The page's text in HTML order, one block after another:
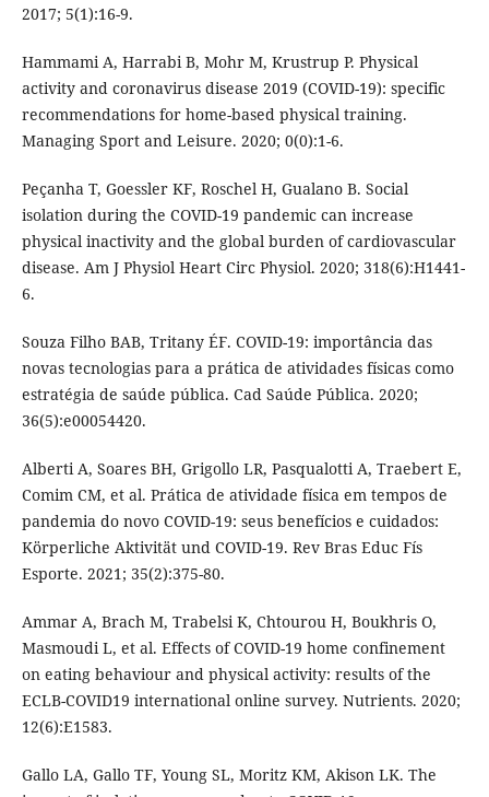
2017; 5(1):16-9.
Hammami A, Harrabi B, Mohr M, Krustrup P. Physical
activity and coronavirus disease 2019 (COVID-19): specific
recommendations for home-based physical training.
Managing Sport and Leisure. 2020; 0(0):1-6.
Peçanha T, Goessler KF, Roschel H, Gualano B. Social
isolation during the COVID-19 pandemic can increase
physical inactivity and the global burden of cardiovascular
disease. Am J Physiol Heart Circ Physiol. 2020; 318(6):H1441-
6.
Souza Filho BAB, Tritany ÉF. COVID-19: importância das
novas tecnologias para a prática de atividades físicas como
estratégia de saúde pública. Cad Saúde Pública. 2020;
36(5):e00054420.
Alberti A, Soares BH, Grigollo LR, Pasqualotti A, Traebert E,
Comim CM, et al. Prática de atividade física em tempos de
pandemia do novo COVID-19: seus benefícios e cuidados:
Körperliche Aktivität und COVID-19. Rev Bras Educ Fís
Esporte. 2021; 35(2):375-80.
Ammar A, Brach M, Trabelsi K, Chtourou H, Boukhris O,
Masmoudi L, et al. Effects of COVID-19 home confinement
on eating behaviour and physical activity: results of the
ECLB-COVID19 international online survey. Nutrients. 2020;
12(6):E1583.
Gallo LA, Gallo TF, Young SL, Moritz KM, Akison LK. The